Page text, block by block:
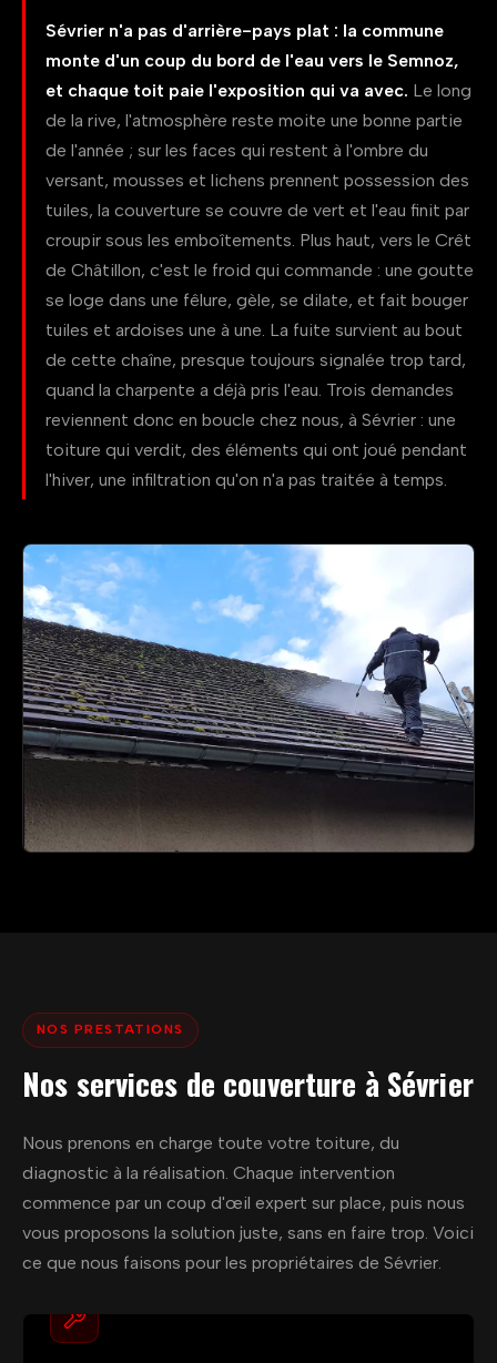
Sévrier n'a pas d'arrière-pays plat : la commune
monte d'un coup du bord de l'eau vers le Semnoz,
et chaque toit paie l'exposition qui va avec. Le long
de la rive, l'atmosphère reste moite une bonne partie
de l'année ; sur les faces qui restent à l'ombre du
versant, mousses et lichens prennent possession des
tuiles, la couverture se couvre de vert et l'eau finit par
croupir sous les emboîtements. Plus haut, vers le Crêt
de Châtillon, c'est le froid qui commande : une goutte
se loge dans une fêlure, gèle, se dilate, et fait bouger
tuiles et ardoises une à une. La fuite survient au bout
de cette chaîne, presque toujours signalée trop tard,
quand la charpente a déjà pris l'eau. Trois demandes
reviennent donc en boucle chez nous, à Sévrier : une
toiture qui verdit, des éléments qui ont joué pendant
l'hiver, une infiltration qu'on n'a pas traitée à temps.
NOS PRESTATIONS
Nos services de couverture à Sévrier
Nous prenons en charge toute votre toiture, du
diagnostic à la réalisation. Chaque intervention
commence par un coup d'œil expert sur place, puis nous
vous proposons la solution juste, sans en faire trop. Voici
ce que nous faisons pour les propriétaires de Sévrier.